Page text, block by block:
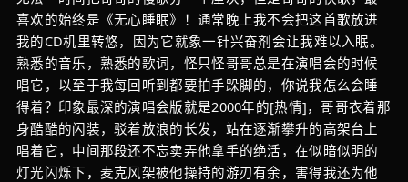
喜欢的始终是《无心睡眠》！通常晚上我不会把这首歌放进
我的CD机里转悠，因为它就象一针兴奋剂会让我难以入眠。
熟悉的音乐，熟悉的歌词，怪只怪哥哥总是在演唱会的时候
唱它，以至于我每回听到都要拍手跺脚的，你说我怎么会睡
得着？印象最深的演唱会版就是2000年的[热情]，哥哥衣着那
身酷酷的闪装，驳着放浪的长发，站在逐渐攀升的高架台上
唱着它，中间那段还不忘卖弄他拿手的绝活，在似暗似明的
灯光闪烁下，麦克风架被他操持的游刃有余，害得我还为他